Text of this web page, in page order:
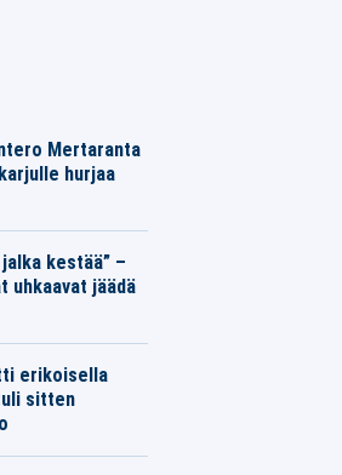
Mertaranta
hurjaa
kestää” –
uhkaavat jäädä
erikoisella
sitten